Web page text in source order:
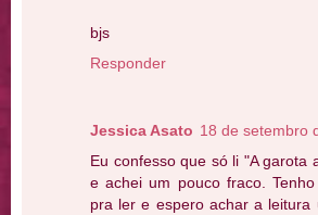
bjs
Responder
Jessica Asato 18 de setembro
Eu confesso que só li "A garota
e achei um pouco fraco.
pra ler e espero achar a leitura